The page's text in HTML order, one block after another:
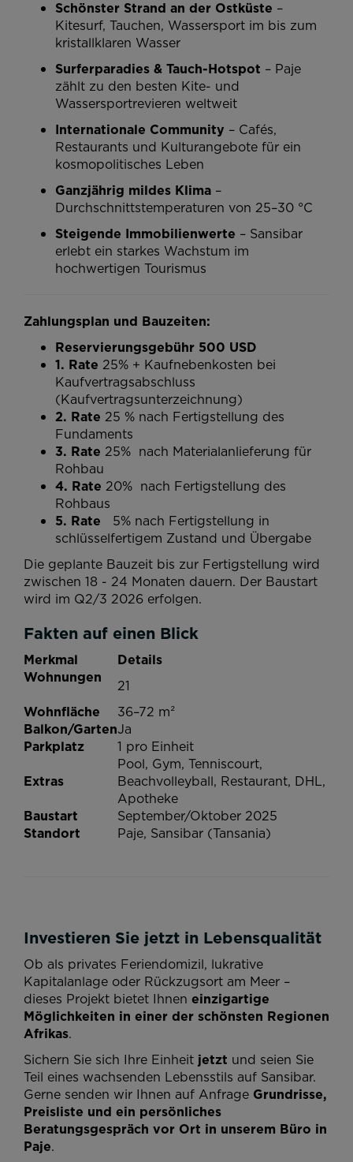
Schönster Strand an der Ostküste –
Kitesurf, Tauchen, Wassersport im bis zum
kristallklaren Wasser
Surferparadies & Tauch-Hotspot – Paje
zählt zu den besten Kite- und
Wassersportrevieren weltweit
Internationale Community – Cafés,
Restaurants und Kulturangebote für ein
kosmopolitisches Leben
Ganzjährig mildes Klima –
Durchschnittstemperaturen von 25–30 °C
Steigende Immobilienwerte – Sansibar
erlebt ein starkes Wachstum im
hochwertigen Tourismus
Zahlungsplan und Bauzeiten:
Reservierungsgebühr 500 USD
1. Rate 25% + Kaufnebenkosten bei
Kaufvertragsabschluss
(Kaufvertragsunterzeichnung)
2. Rate 25 % nach Fertigstellung des
Fundaments
3. Rate 25% nach Materialanlieferung für
Rohbau
4. Rate 20% nach Fertigstellung des
Rohbaus
5. Rate
5% nach Fertigstellung in
schlüsselfertigem Zustand und Übergabe
Die geplante Bauzeit bis zur Fertigstellung wird
zwischen 18 - 24 Monaten dauern. Der Baustart
wird im Q2/3 2026 erfolgen.
Fakten auf einen Blick
Merkmal
Details
Wohnungen
21
Wohnfläche
36–72 m²
Balkon/GartenJa
Parkplatz
1 pro Einheit
Extras
Pool, Gym, Tenniscourt,
Beachvolleyball, Restaurant, DHL,
Apotheke
Baustart
September/Oktober 2025
Standort
Paje, Sansibar (Tansania)
Investieren Sie jetzt in Lebensqualität
Ob als privates Feriendomizil, lukrative
Kapitalanlage oder Rückzugsort am Meer –
dieses Projekt bietet Ihnen einzigartige
Möglichkeiten in einer der schönsten Regionen
Afrikas.
Sichern Sie sich Ihre Einheit jetzt und seien Sie
Teil eines wachsenden Lebensstils auf Sansibar.
Gerne senden wir Ihnen auf Anfrage Grundrisse,
Preisliste und ein persönliches
Beratungsgespräch vor Ort in unserem Büro in
Paje.